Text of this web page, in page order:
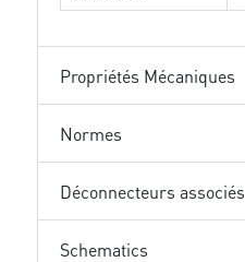
Propriétés Mécaniques
Normes
Déconnecteurs associés
Schematics